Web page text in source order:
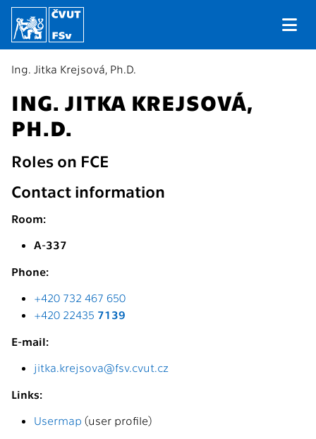
Ing. Jitka Krejsová, Ph.D.
ING. JITKA KREJSOVÁ,
PH.D.
Roles on FCE
Contact information
Room:
A-337
Phone:
+420 732 467 650
+420 22435 7139
E-mail:
jitka.krejsova@fsv.cvut.cz
Links:
Usermap (user profile)